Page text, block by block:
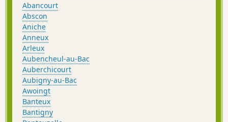
Abancourt
Abscon
Aniche
Anneux
Arleux
Aubencheul-au-Bac
Auberchicourt
Aubigny-au-Bac
Awoingt
Banteux
Bantigny